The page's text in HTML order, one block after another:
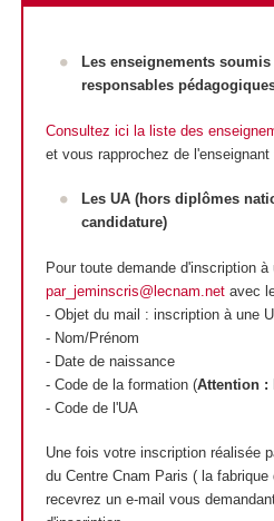
Les enseignements
responsables
Consultez ici la liste des
et vous rapprochez de l'enseignant
Les UA (hors diplômes
candidature)
Pour toute demande d'inscription à
par_jeminscris@lecnam.net avec
- Objet du mail : inscription à une
- Nom/Prénom
- Date de naissance
- Code de la formation (Attention :
- Code de l'UA
Une fois votre inscription réalisée
du Centre Cnam Paris ( la
recevrez un e-mail vous